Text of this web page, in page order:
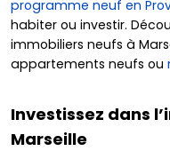
programme neuf en
habiter ou investir.
immobiliers neufs à
appartements neufs ou
Investissez dans
Marseille